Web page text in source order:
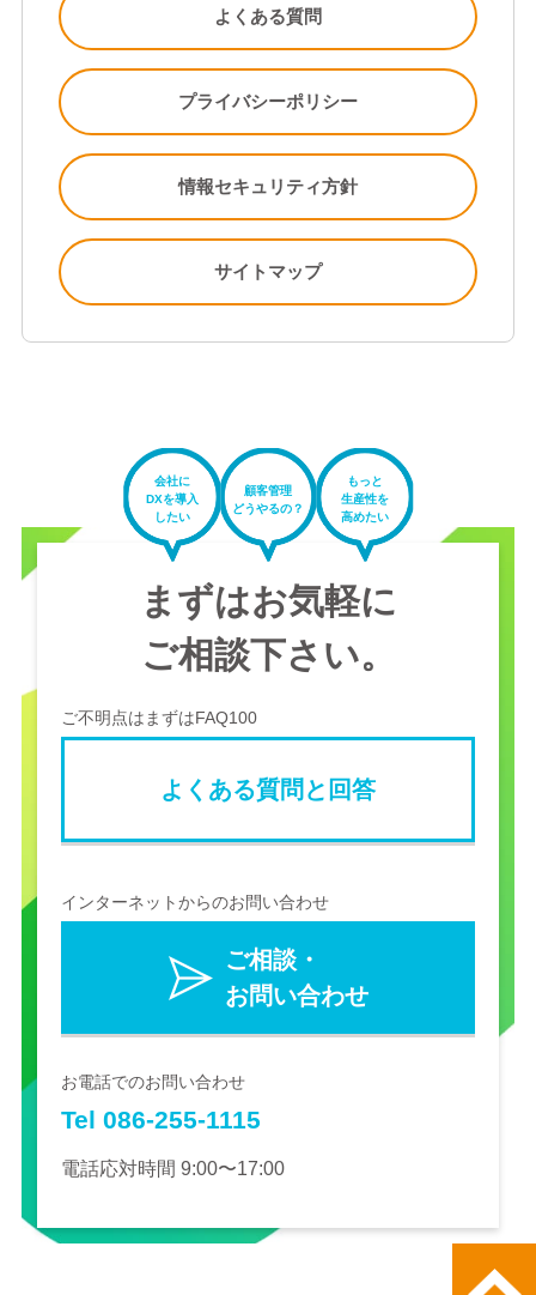
よくある質問
プライバシーポリシー
情報セキュリティ方針
サイトマップ
会社に
DXを導入
したい
顧客管理
どうやるの？
もっと
生産性を
高めたい
まずはお気軽に
ご相談下さい。
ご不明点はまずはFAQ100
よくある質問と回答
インターネットからのお問い合わせ
ご相談・
お問い合わせ
お電話でのお問い合わせ
Tel 086-255-1115
電話応対時間 9:00〜17:00